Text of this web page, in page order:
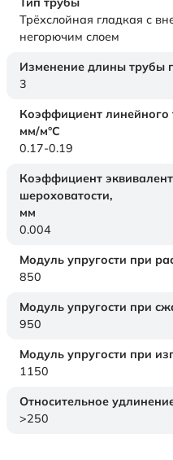
Трёхслойная гладкая с
негорючим слоем
Изменение длины трубы
3
Коэффициент линейного
мм/м°С
0.17-0.19
Коэффициент
шероховатости,
мм
0.004
Модуль упругости при
850
Модуль упругости при
950
Модуль упругости при
1150
Относительное
>250